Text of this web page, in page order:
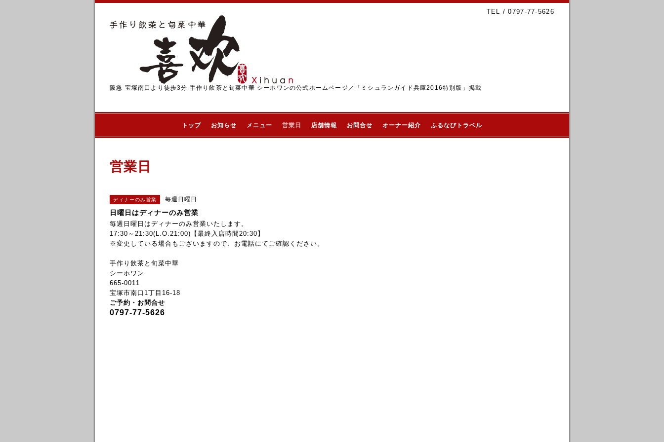
TEL / 0797-77-5626
阪急 宝塚南口より徒歩3分 手作り飲茶と旬菜中華 シーホワンの公式ホームページ／「ミシュランガイド兵庫2016特別版」掲載
トップ お知らせ メニュー 営業日 店舗情報 お問合せ オーナー紹介 ふるなびトラベル
営業日
ディナーのみ営業 毎週日曜日
日曜日はディナーのみ営業
毎週日曜日はディナーのみ営業いたします。
17:30～21:30(L.O.21:00)【最終入店時間20:30】
※変更している場合もございますので、お電話にてご確認ください。
手作り飲茶と旬菜中華
シーホワン
665-0011
宝塚市南口1丁目16-18
ご予約・お問合せ
0797-77-5626